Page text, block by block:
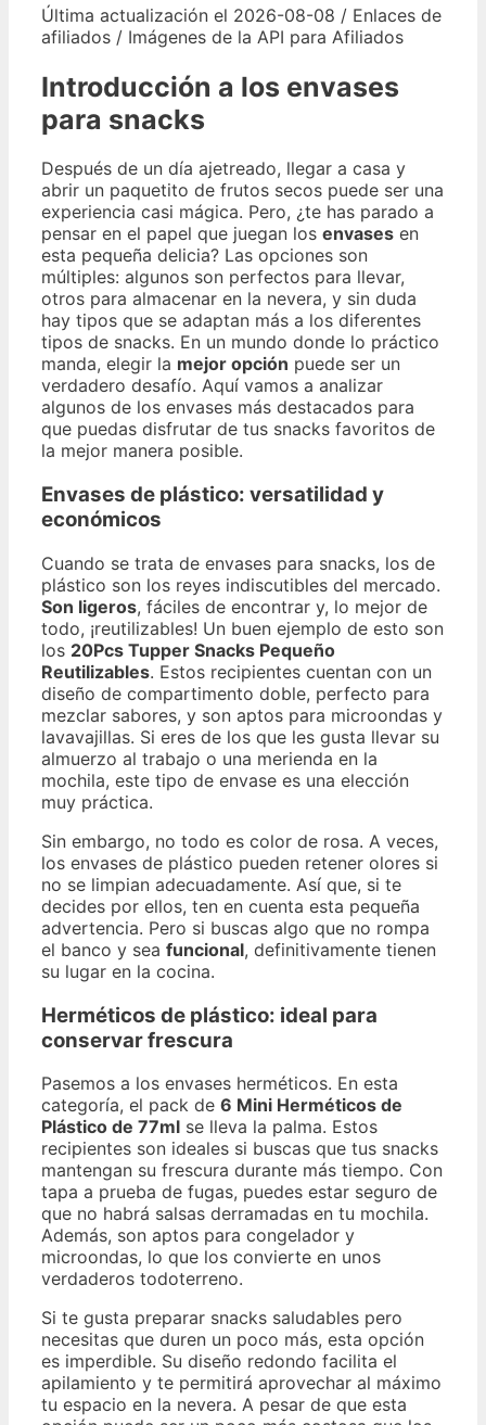
Última actualización el 2026-08-08 / Enlaces de
afiliados / Imágenes de la API para Afiliados
Introducción a los envases
para snacks
Después de un día ajetreado, llegar a casa y
abrir un paquetito de frutos secos puede ser una
experiencia casi mágica. Pero, ¿te has parado a
pensar en el papel que juegan los envases en
esta pequeña delicia? Las opciones son
múltiples: algunos son perfectos para llevar,
otros para almacenar en la nevera, y sin duda
hay tipos que se adaptan más a los diferentes
tipos de snacks. En un mundo donde lo práctico
manda, elegir la mejor opción puede ser un
verdadero desafío. Aquí vamos a analizar
algunos de los envases más destacados para
que puedas disfrutar de tus snacks favoritos de
la mejor manera posible.
Envases de plástico: versatilidad y
económicos
Cuando se trata de envases para snacks, los de
plástico son los reyes indiscutibles del mercado.
Son ligeros, fáciles de encontrar y, lo mejor de
todo, ¡reutilizables! Un buen ejemplo de esto son
los 20Pcs Tupper Snacks Pequeño
Reutilizables. Estos recipientes cuentan con un
diseño de compartimento doble, perfecto para
mezclar sabores, y son aptos para microondas y
lavavajillas. Si eres de los que les gusta llevar su
almuerzo al trabajo o una merienda en la
mochila, este tipo de envase es una elección
muy práctica.
Sin embargo, no todo es color de rosa. A veces,
los envases de plástico pueden retener olores si
no se limpian adecuadamente. Así que, si te
decides por ellos, ten en cuenta esta pequeña
advertencia. Pero si buscas algo que no rompa
el banco y sea funcional, definitivamente tienen
su lugar en la cocina.
Herméticos de plástico: ideal para
conservar frescura
Pasemos a los envases herméticos. En esta
categoría, el pack de 6 Mini Herméticos de
Plástico de 77ml se lleva la palma. Estos
recipientes son ideales si buscas que tus snacks
mantengan su frescura durante más tiempo. Con
tapa a prueba de fugas, puedes estar seguro de
que no habrá salsas derramadas en tu mochila.
Además, son aptos para congelador y
microondas, lo que los convierte en unos
verdaderos todoterreno.
Si te gusta preparar snacks saludables pero
necesitas que duren un poco más, esta opción
es imperdible. Su diseño redondo facilita el
apilamiento y te permitirá aprovechar al máximo
tu espacio en la nevera. A pesar de que esta